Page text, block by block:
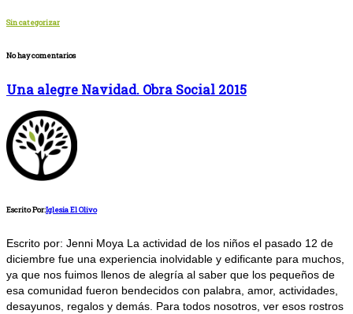
Sin categorizar
No hay comentarios
Una alegre Navidad. Obra Social 2015
Escrito Por:Iglesia El Olivo
Escrito por: Jenni Moya La actividad de los niños el pasado 12 de
diciembre fue una experiencia inolvidable y edificante para muchos,
ya que nos fuimos llenos de alegría al saber que los pequeños de
esa comunidad fueron bendecidos con palabra, amor, actividades,
desayunos, regalos y demás. Para todos nosotros, ver esos rostros